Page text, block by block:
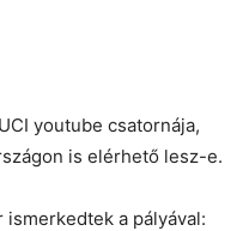
youtube csatornája,
is elérhető lesz-e.
ismerkedtek a pályával: